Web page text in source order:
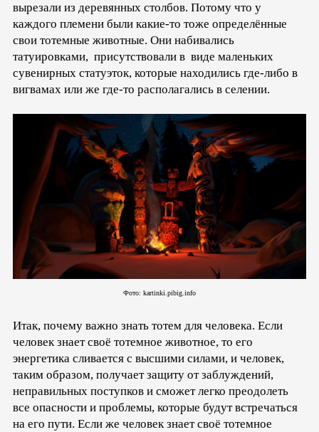
вырезали из деревянных столбов. Потому что у
каждого племени были какие-то тоже определённые
свои тотемные животные. Они набивались
татуировками, присутствовали в виде маленьких
сувенирных статуэток, которые находились где-либо в
вигвамах или же где-то располагались в селении.
Фото: kartinki.pibig.info
Итак, почему важно знать тотем для человека. Если
человек знает своё тотемное животное, то его
энергетика сливается с высшими силами, и человек,
таким образом, получает защиту от заблуждений,
неправильных поступков и сможет легко преодолеть
все опасности и проблемы, которые будут встречаться
на его пути. Если же человек знает своё тотемное